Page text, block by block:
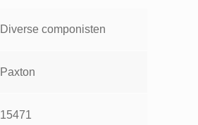
Diverse componisten
Paxton
15471